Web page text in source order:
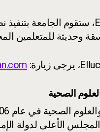
وحديثة للمتعلمين
.
الصحية
الأعلى لدولة